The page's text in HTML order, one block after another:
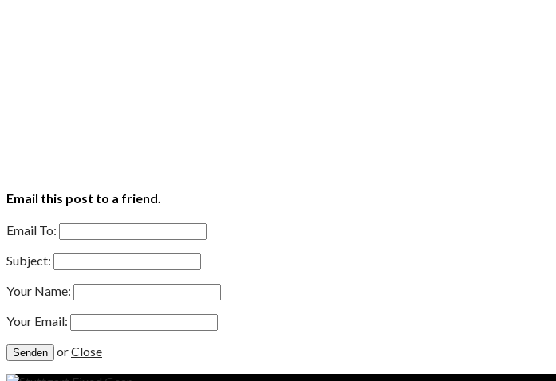
Email this post to a friend.
Email To:
Subject:
Your Name:
Your Email:
orClose